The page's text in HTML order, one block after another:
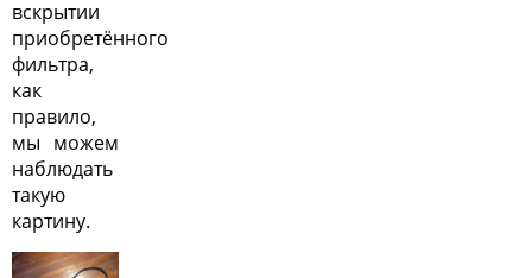
вскрытии
приобретённого
фильтра,
как
правило,
мы можем
наблюдать
такую
картину.